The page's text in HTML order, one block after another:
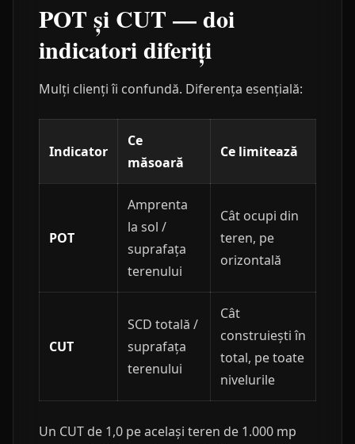
POT și CUT — doi
indicatori diferiți
Mulți clienți îi confundă. Diferența esențială:
Indicator
Ce
măsoară
Ce limitează
POT
Amprenta
la sol /
suprafața
terenului
Cât ocupi din
teren, pe
orizontală
CUT
SCD totală /
suprafața
terenului
Cât
construiești în
total, pe toate
nivelurile
Un CUT de 1,0 pe același teren de 1.000 mp